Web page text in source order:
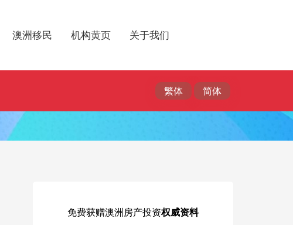
澳洲移民 机构黄页 关于我们
免费获赠澳洲房产投资权威资料